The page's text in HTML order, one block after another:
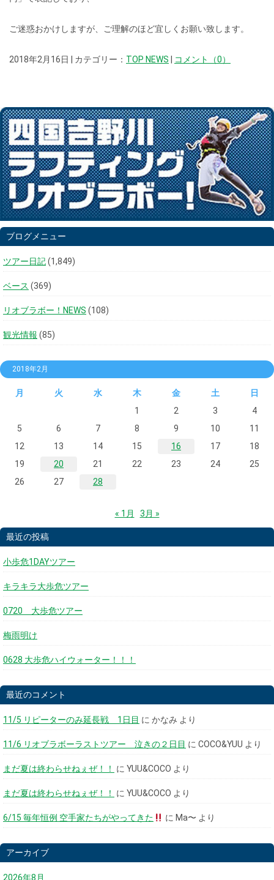
ご迷惑おかけしますが、ご理解のほど宜しくお願い致します。
2018年2月16日 | カテゴリー： TOP NEWS | コメント（0）
ブログメニュー
ツアー日記(1,849)
ベース (369)
リオブラボー！NEWS (108)
観光情報 (85)
2018年2月
月 火 水 木 金 土
日
1
2 3
4
5
6 7 8 9 10
11
12
13 14 15 16 17
18
19
20 21 22 23 24
25
26
27 28
« 1月 3月 »
最近の投稿
小歩危1DAYツアー
キラキラ大歩危ツアー
0720 大歩危ツアー
梅雨明け
0628 大歩危ハイウォーター！！！
最近のコメント
11/5 リピーターのみ延長戦 1日目 に かなみ より
11/6 リオブラボーラストツアー 泣きの２日目 に COCO&YUU より
まだ夏は終わらせねぇぜ！！ に YUU&COCO より
まだ夏は終わらせねぇぜ！！ に YUU&COCO より
6/15 毎年恒例 空手家たちがやってきた に Ma〜 より
アーカイブ
2026年8月